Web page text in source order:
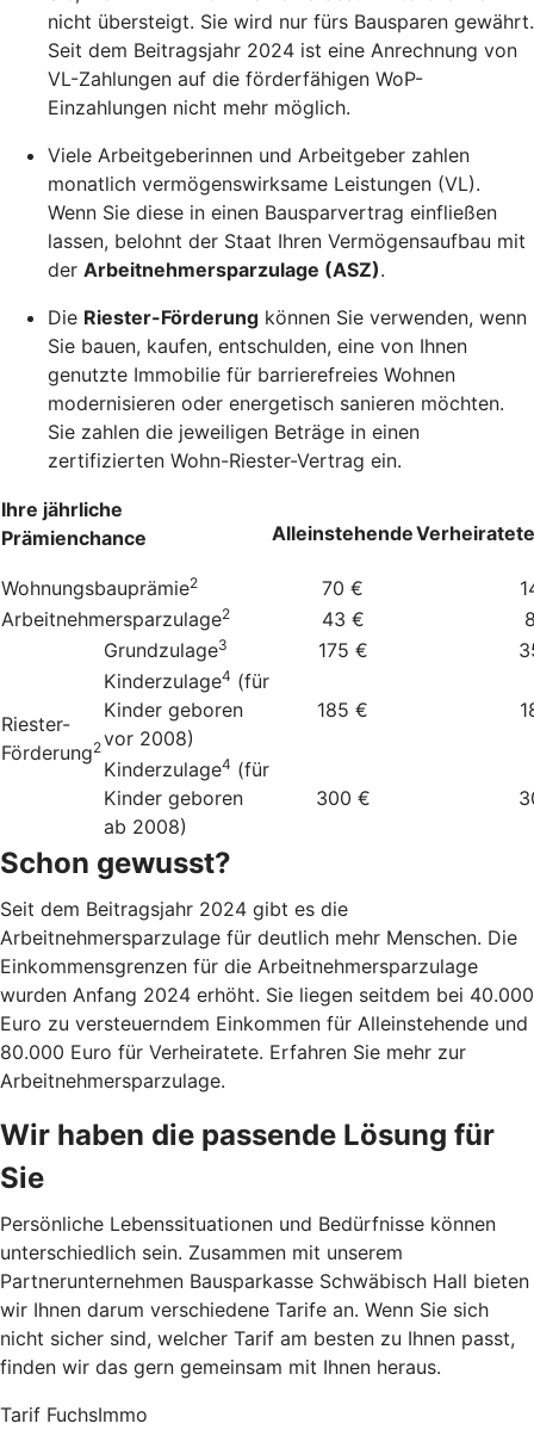
nicht übersteigt. Sie wird nur fürs Bausparen gewährt.
Seit dem Beitragsjahr 2024 ist eine Anrechnung von
VL-Zahlungen auf die förderfähigen WoP-
Einzahlungen nicht mehr möglich.
Viele Arbeitgeberinnen und Arbeitgeber zahlen
monatlich vermögenswirksame Leistungen (VL).
Wenn Sie diese in einen Bausparvertrag einfließen
lassen, belohnt der Staat Ihren Vermögensaufbau mit
der Arbeitnehmersparzulage (ASZ).
Die Riester-Förderung können Sie verwenden, wenn
Sie bauen, kaufen, entschulden, eine von Ihnen
genutzte Immobilie für barrierefreies Wohnen
modernisieren oder energetisch sanieren möchten.
Sie zahlen die jeweiligen Beträge in einen
zertifizierten Wohn-Riester-Vertrag ein.
Ihre jährliche
Prämienchance
Alleinstehende
Wohnungsbauprämie2 70 €
Arbeitnehmersparzulage2 43 €
Riester-
Förderung2
Grundzulage3 175 €
Kinderzulage4 (für
Kinder geboren
vor 2008)
185 €
Kinderzulage4 (für
Kinder geboren
ab 2008)
300 €
Schon gewusst?
Seit dem Beitragsjahr 2024 gibt es die
Arbeitnehmersparzulage für deutlich mehr Menschen. Die
Einkommensgrenzen für die Arbeitnehmersparzulage
wurden Anfang 2024 erhöht. Sie liegen seitdem bei 40.000
Euro zu versteuerndem Einkommen für Alleinstehende und
80.000 Euro für Verheiratete. Erfahren Sie mehr zur
Arbeitnehmersparzulage.
Wir haben die passende Lösung für
Sie
Persönliche Lebenssituationen und Bedürfnisse können
unterschiedlich sein. Zusammen mit unserem
Partnerunternehmen Bausparkasse Schwäbisch Hall bieten
wir Ihnen darum verschiedene Tarife an. Wenn Sie sich
nicht sicher sind, welcher Tarif am besten zu Ihnen passt,
finden wir das gern gemeinsam mit Ihnen heraus.
Tarif FuchsImmo